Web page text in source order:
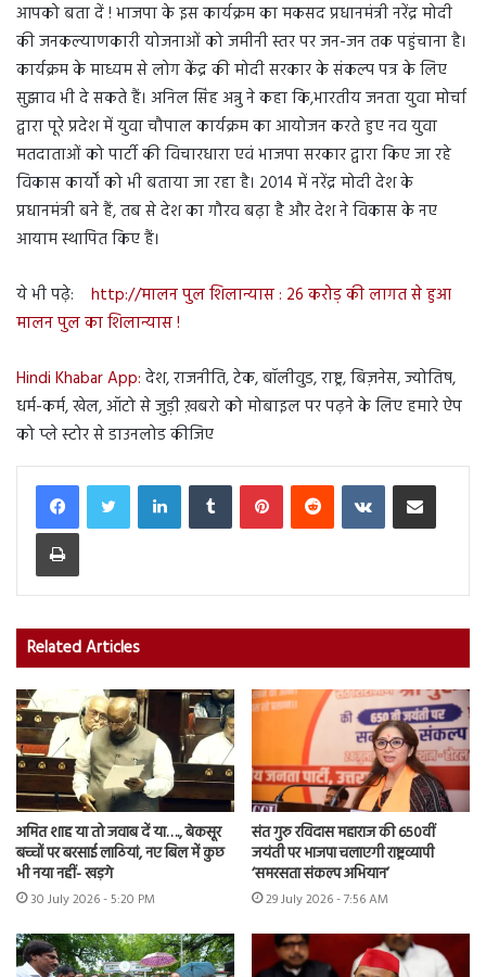
आपको बता दें ! भाजपा के इस कार्यक्रम का मकसद प्रधानमंत्री नरेंद्र मोदी
की जनकल्याणकारी योजनाओं को जमीनी स्तर पर जन-जन तक पहुंचाना है।
कार्यक्रम के माध्यम से लोग केंद्र की मोदी सरकार के संकल्प पत्र के लिए
सुझाव भी दे सकते हैं। अनिल सिंह अन्नु ने कहा कि,भारतीय जनता युवा मोर्चा
द्वारा पूरे प्रदेश में युवा चौपाल कार्यक्रम का आयोजन करते हुए नव युवा
मतदाताओं को पार्टी की विचारधारा एवं भाजपा सरकार द्वारा किए जा रहे
विकास कार्यों को भी बताया जा रहा है। 2014 में नरेंद्र मोदी देश के
प्रधानमंत्री बने हैं, तब से देश का गौरव बढ़ा है और देश ने विकास के नए
आयाम स्थापित किए हैं।
ये भी पढ़े: http://मालन पुल शिलान्यास : 26 करोड़ की लागत से हुआ
मालन पुल का शिलान्यास !
Hindi Khabar App: देश, राजनीति, टेक, बॉलीवुड, राष्ट्र, बिज़नेस, ज्योतिष,
धर्म-कर्म, खेल, ऑटो से जुड़ी ख़बरो को मोबाइल पर पढ़ने के लिए हमारे ऐप
को प्ले स्टोर से डाउनलोड कीजिए
LinkedInTumblr PinterestReddit VKontakteShare via Email
Print
Related Articles
अमित शाह या तो जवाब दें या…., बेकसूर
बच्चों पर बरसाई लाठियां, नए बिल में कुछ
भी नया नहीं- खड़गे
30 July 2026 - 5:20 PM
संत गुरु रविदास महाराज की 650वीं
जयंती पर भाजपा चलाएगी राष्ट्रव्यापी
‘समरसता संकल्प अभियान’
29 July 2026 - 7:56 AM